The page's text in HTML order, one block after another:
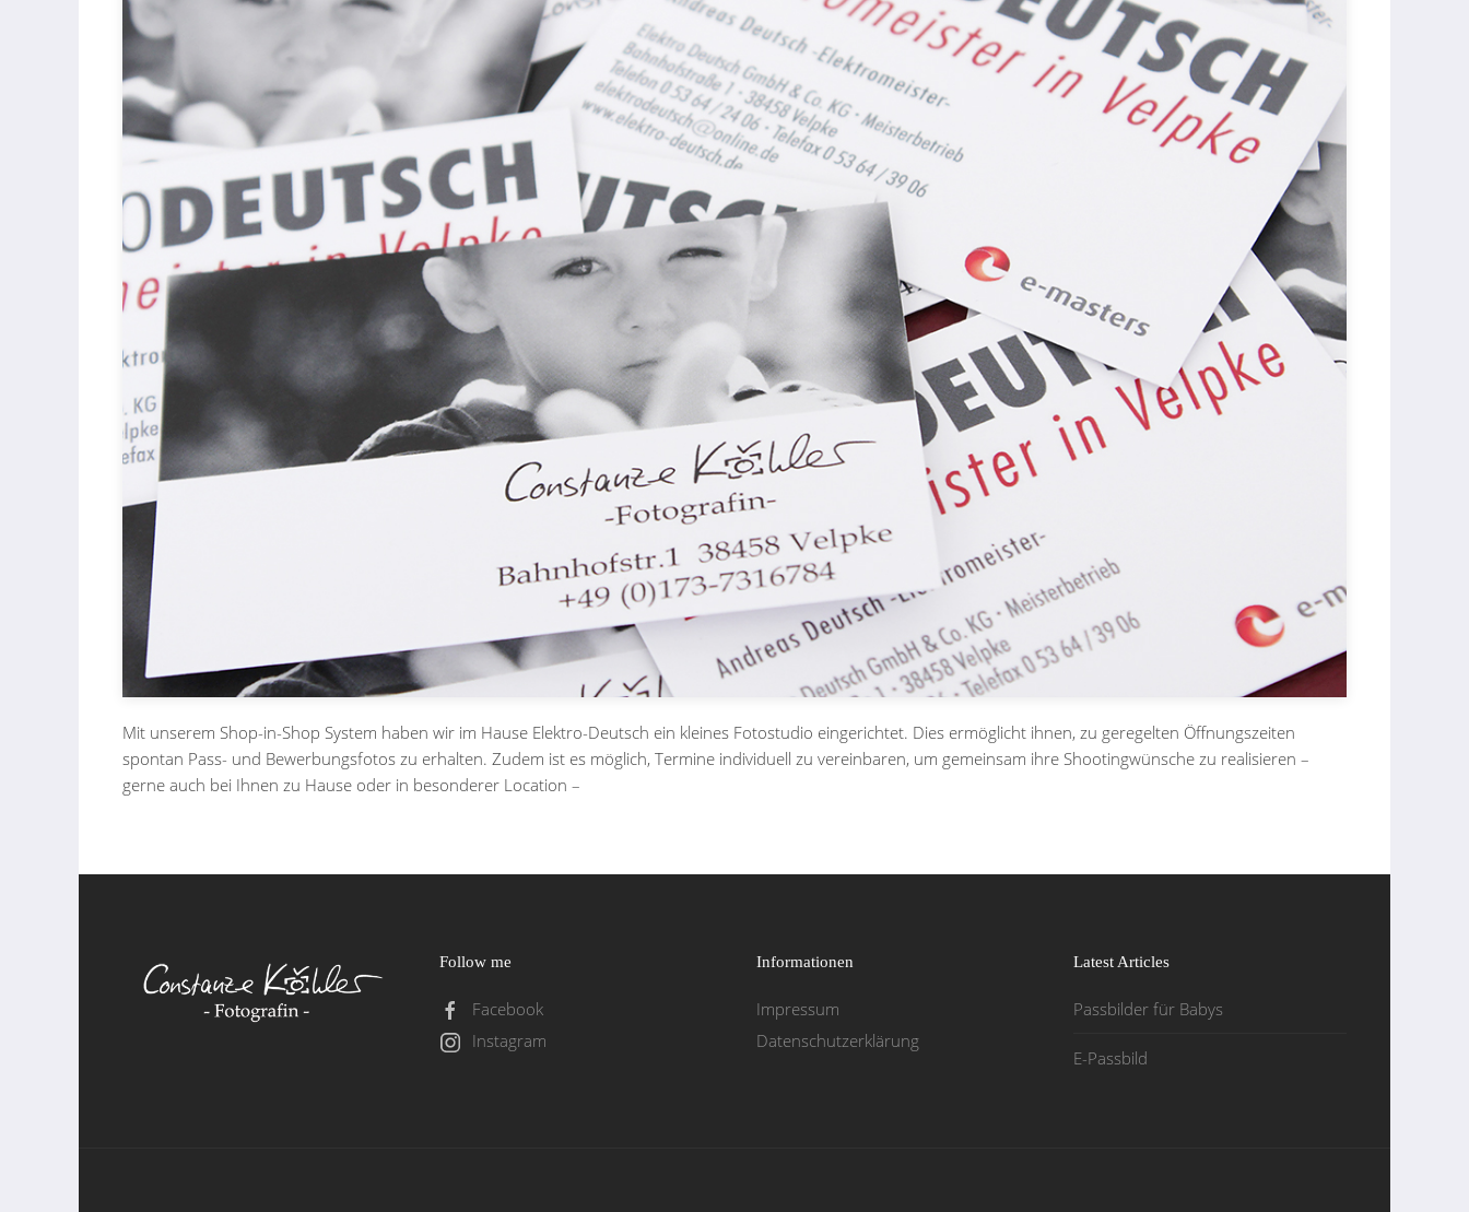
Mit unserem Shop-in-Shop System haben wir im Hause Elektro-Deutsch ein kleines Fotostudio eingerichtet. Dies ermöglicht ihnen, zu geregelten Öffnungszeiten
spontan Pass- und Bewerbungsfotos zu erhalten. Zudem ist es möglich, Termine individuell zu vereinbaren, um gemeinsam ihre Shootingwünsche zu realisieren –
gerne auch bei Ihnen zu Hause oder in besonderer Location –
Follow me
Facebook
Instagram
Informationen
Impressum
Datenschutzerklärung
Latest Articles
Passbilder für Babys
E-Passbild